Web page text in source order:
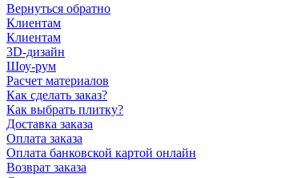
Вернуться обратно
Клиентам
Клиентам
3D-дизайн
Шоу-рум
Расчет материалов
Как сделать заказ?
Как выбрать плитку?
Доставка заказа
Оплата заказа
Оплата банковской картой онлайн
Возврат заказа